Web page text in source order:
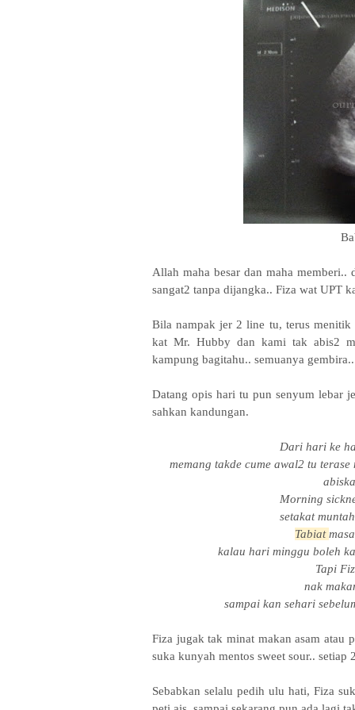
Allah maha besar dan maha memberi..
sangat2 tanpa dijangka.. Fiza wat UPT
Bila nampak jer 2 line tu, terus
kat Mr. Hubby dan kami tak abis2
kampung bagitahu.. semuanya
Datang opis hari tu pun senyum lebar
sahkan kandungan.
Dari hari ke
memang takde cume awal2 tu
Morning
setakat
Tabiat
kalau hari minggu boleh
Tapi
nak
sampai kan sehari
Fiza jugak tak minat makan asam atau
suka kunyah mentos sweet sour.. setiap
Sebabkan selalu pedih ulu hati, Fiza